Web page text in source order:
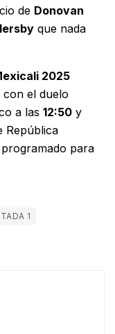
de Donovan
que nada
2025
con el duelo
a las 12:50 y
República
para
1